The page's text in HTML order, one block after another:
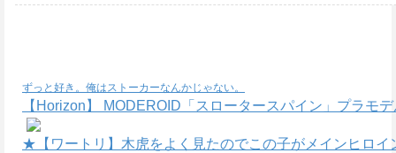
ずっと好き。俺はストーカーなんかじゃない。
【Horizon】 MODEROID「スロータースパイン」プラモ
★【ワートリ】木虎をよく見たのでこの子がメインヒロ